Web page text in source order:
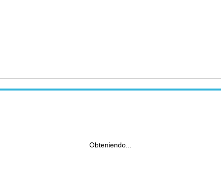
Obteniendo...